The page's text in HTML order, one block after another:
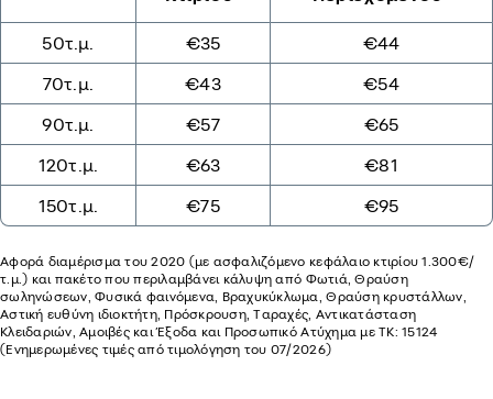
50τ.μ. €35
€44
70τ.μ.
€43
€54
90τ.μ.
€57
€65
120τ.μ.
€63
€81
150τ.μ.
€75 €95
Αφορά διαμέρισμα του 2020 (με ασφαλιζόμενο κεφάλαιο κτιρίου 1.300€/
τ.μ.) και πακέτο που περιλαμβάνει κάλυψη από Φωτιά, Θραύση
σωληνώσεων, Φυσικά φαινόμενα, Βραχυκύκλωμα, Θραύση κρυστάλλων,
Αστική ευθύνη ιδιοκτήτη, Πρόσκρουση, Ταραχές, Αντικατάσταση
Κλειδαριών, Αμοιβές και Έξοδα και Προσωπικό Ατύχημα με ΤΚ: 15124
(Ενημερωμένες τιμές από τιμολόγηση του 07/2026)